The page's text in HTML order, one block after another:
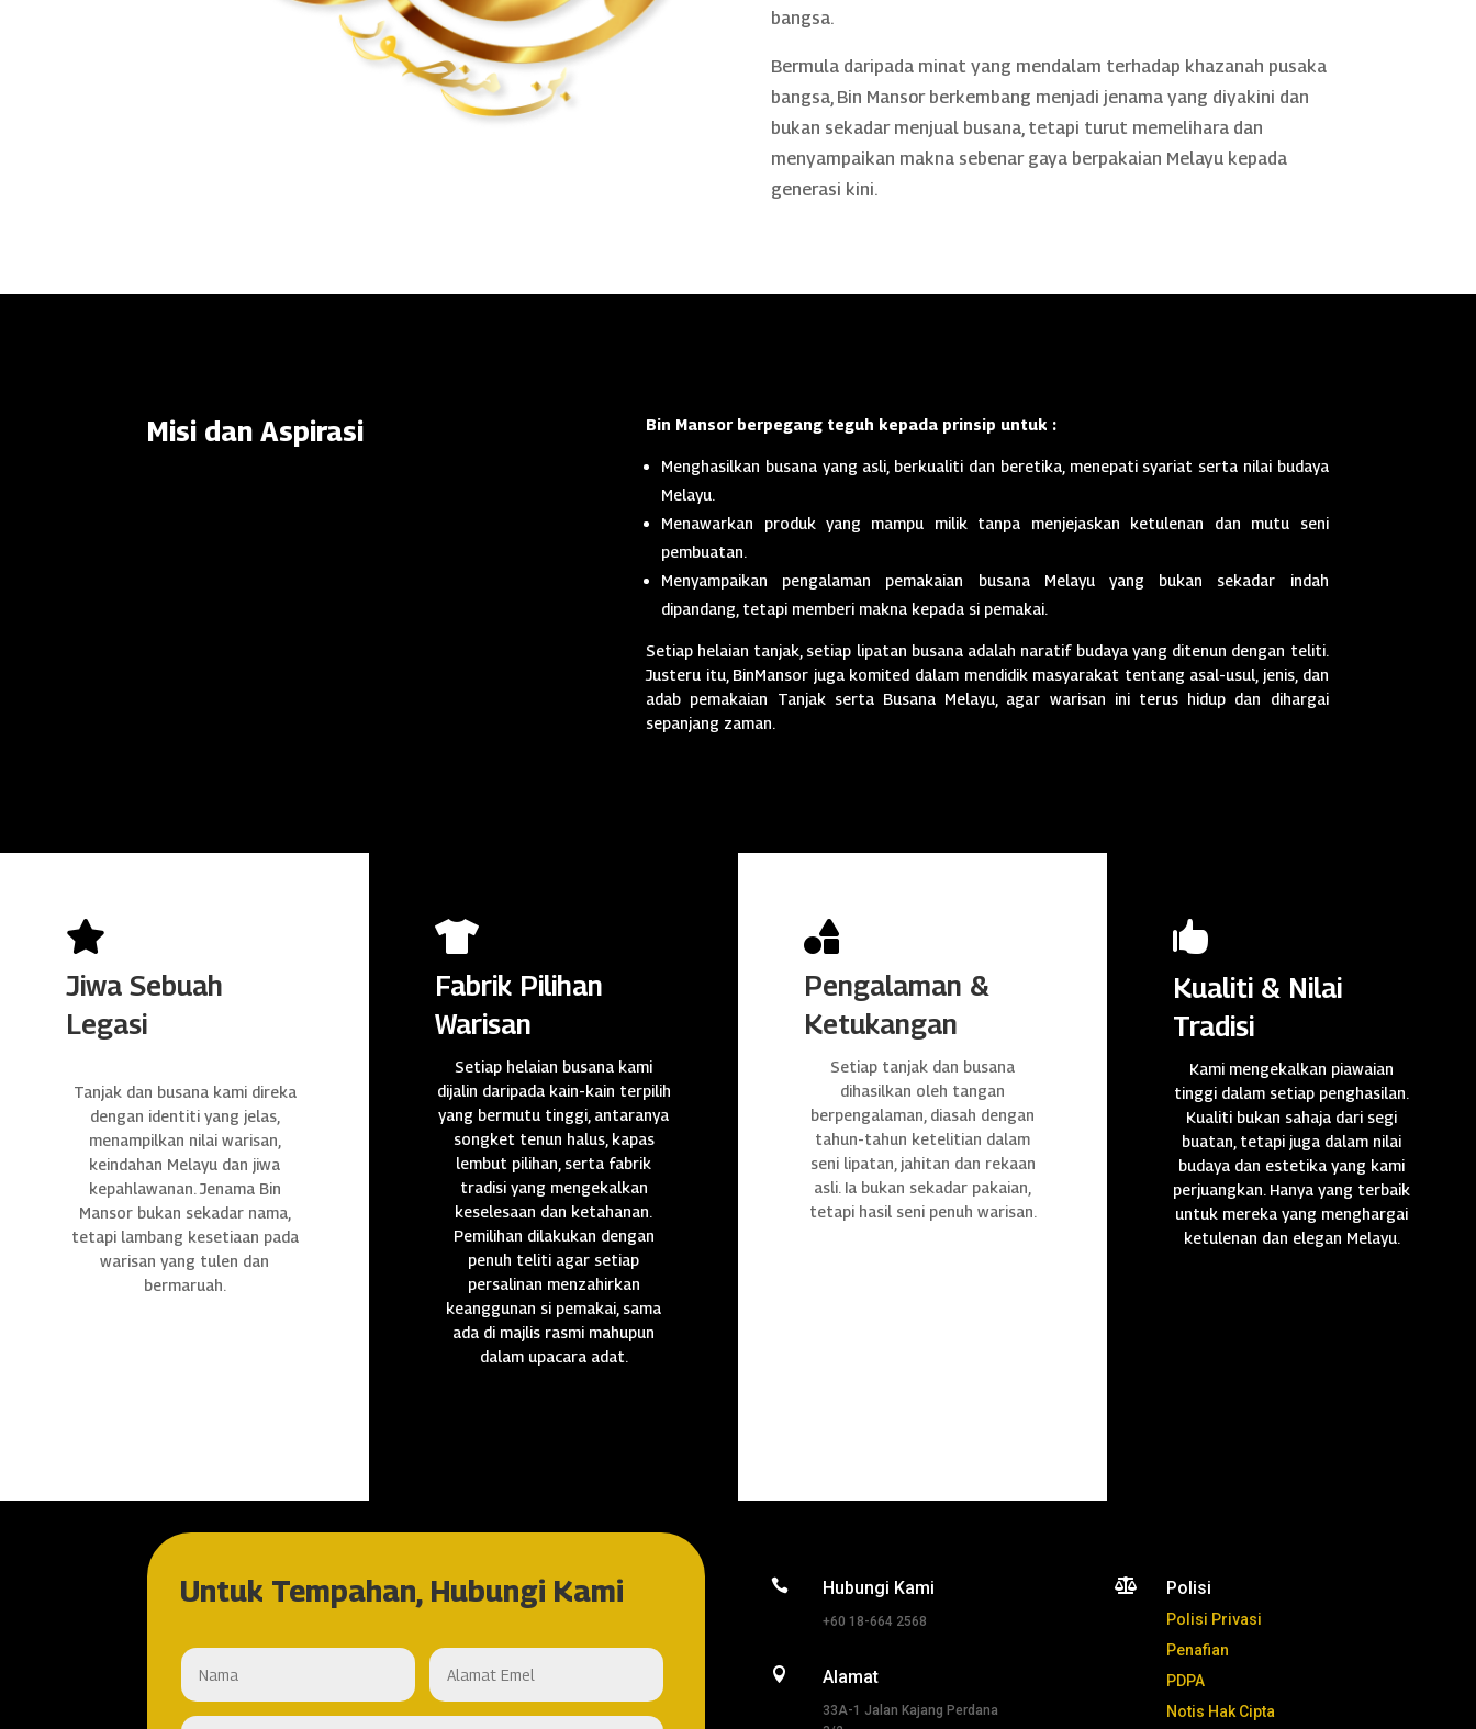
bangsa.
Bermula daripada minat yang mendalam terhadap khazanah pusaka
bangsa, Bin Mansor berkembang menjadi jenama yang diyakini dan
bukan sekadar menjual busana, tetapi turut memelihara dan
menyampaikan makna sebenar gaya berpakaian Melayu kepada
generasi kini.
Misi dan Aspirasi Bin Mansor berpegang teguh kepada prinsip untuk :
Menghasilkan busana yang asli, berkualiti dan beretika, menepati syariat serta nilai budaya
Melayu.
Menawarkan produk yang mampu milik tanpa menjejaskan ketulenan dan mutu seni
pembuatan.
Menyampaikan pengalaman pemakaian busana Melayu yang bukan sekadar indah
dipandang, tetapi memberi makna kepada si pemakai.
Setiap helaian tanjak, setiap lipatan busana adalah naratif budaya yang ditenun dengan teliti.
Justeru itu, BinMansor juga komited dalam mendidik masyarakat tentang asal-usul, jenis, dan
adab pemakaian Tanjak serta Busana Melayu, agar warisan ini terus hidup dan dihargai
sepanjang zaman.

Jiwa Sebuah
Legasi
Tanjak dan busana kami direka
dengan identiti yang jelas,
menampilkan nilai warisan,
keindahan Melayu dan jiwa
kepahlawanan. Jenama Bin
Mansor bukan sekadar nama,
tetapi lambang kesetiaan pada
warisan yang tulen dan
bermaruah.

Fabrik Pilihan
Warisan
Setiap helaian busana kami
dijalin daripada kain-kain terpilih
yang bermutu tinggi, antaranya
songket tenun halus, kapas
lembut pilihan, serta fabrik
tradisi yang mengekalkan
keselesaan dan ketahanan.
Pemilihan dilakukan dengan
penuh teliti agar setiap
persalinan menzahirkan
keanggunan si pemakai, sama
ada di majlis rasmi mahupun
dalam upacara adat.

Pengalaman &
Ketukangan
Setiap tanjak dan busana
dihasilkan oleh tangan
berpengalaman, diasah dengan
tahun-tahun ketelitian dalam
seni lipatan, jahitan dan rekaan
asli. Ia bukan sekadar pakaian,
tetapi hasil seni penuh warisan.

Kualiti & Nilai
Tradisi
Kami mengekalkan piawaian
tinggi dalam setiap penghasilan.
Kualiti bukan sahaja dari segi
buatan, tetapi juga dalam nilai
budaya dan estetika yang kami
perjuangkan. Hanya yang terbaik
untuk mereka yang menghargai
ketulenan dan elegan Melayu.
Untuk Tempahan, Hubungi Kami  Hubungi Kami
+60 18-664 2568
 Alamat
33A-1 Jalan Kajang Perdana
 Polisi
Polisi Privasi
Penafian
PDPA
Notis Hak Cipta